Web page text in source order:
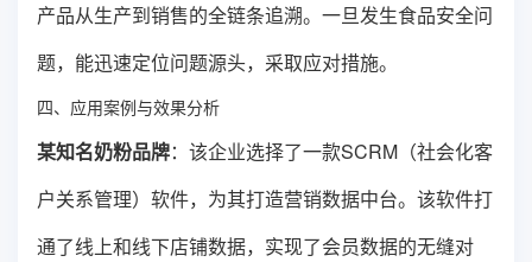
产品从生产到销售的全链条追溯。一旦发生食品安全问
题，能迅速定位问题源头，采取应对措施。
四、应用案例与效果分析
某知名奶粉品牌：该企业选择了一款SCRM（社会化客
户关系管理）软件，为其打造营销数据中台。该软件打
通了线上和线下店铺数据，实现了会员数据的无缝对